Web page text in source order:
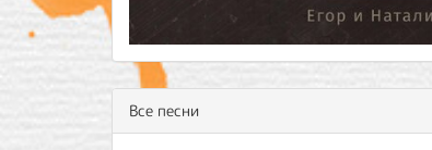
Все песни